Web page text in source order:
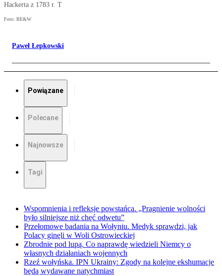
Hackerta z 1783 r. T
Foto: BE&W
Paweł Łepkowski
Powiązane
Polecane
Najnowsze
Tagi
Wspomnienia i refleksje powstańca. „Pragnienie wolności
było silniejsze niż chęć odwetu”
Przełomowe badania na Wołyniu. Medyk sprawdzi, jak
Polacy ginęli w Woli Ostrowieckiej
Zbrodnie pod lupą. Co naprawdę wiedzieli Niemcy o
własnych działaniach wojennych
Rzeź wołyńska. IPN Ukrainy: Zgody na kolejne ekshumacje
będą wydawane natychmiast